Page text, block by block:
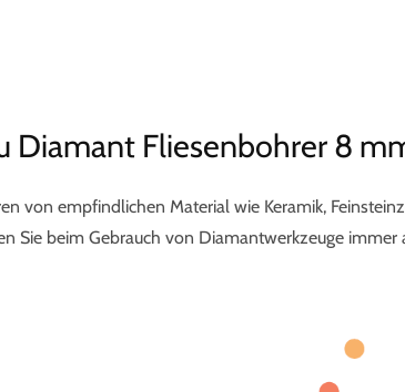
Diamant Fliesenbohrer 8
von empfindlichen Material wie Keramik,
Sie beim Gebrauch von Diamantwerkzeuge